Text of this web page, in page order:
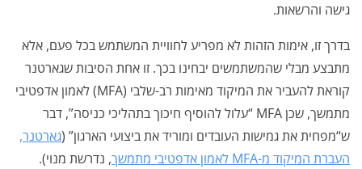
גישה והרשאות.
בדרך זו, אימות הזהות לא מפריע לחוויית המשתמש בכל פעם, אלא
מתבצע מבלי שהמשתמשים יבחינו בכך. זו אחת הסיבות שגארטנר
קוראת להעביר את המיקוד מאימות רב-שלבי (MFA) לאמון אדפטיבי
מתמשך, שכן MFA “עלול להוסיף חיכוך בתהליכי כניסה”, דבר
ש“מפחית את גמישות העובדים ומוריד את ביצועי הארגון” (גארטנר,
העברת המיקוד מ-MFA לאמון אדפטיבי מתמשך
, נדרשת מנוי).